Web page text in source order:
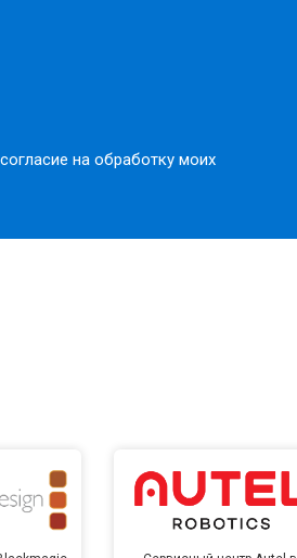
на обработку моих